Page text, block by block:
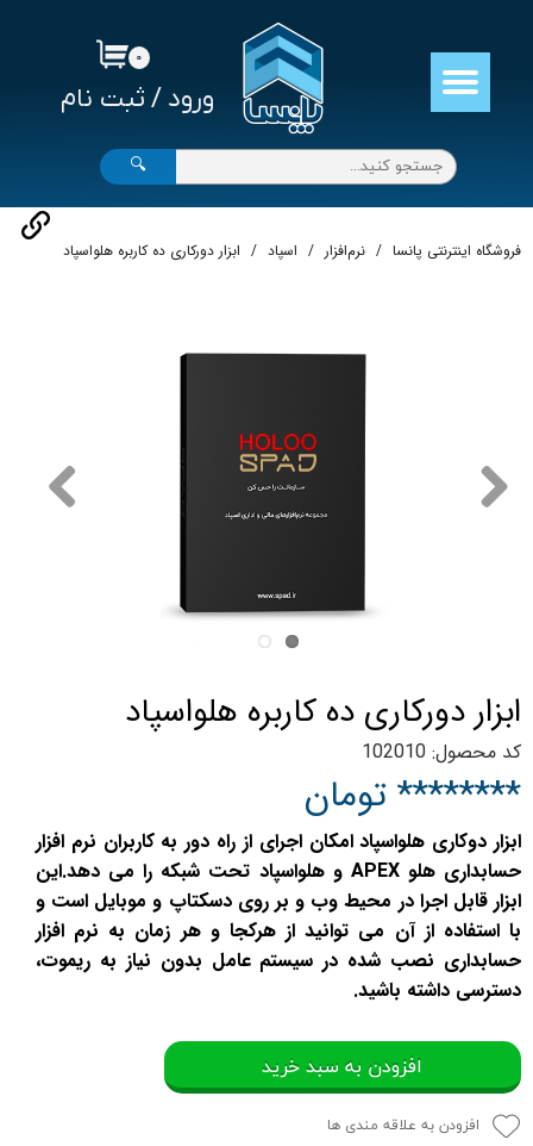
ورود / ثبت نام
حساب کاربری من
تغییر گذر واژه
سفارشات
خروج از حساب کاربری
۰
🔍
فروشگاه اینترنتی پانسا نرم‌افزار اسپاد ابزار دورکاری ده کاربره هلواسپاد
ابزار دورکاری ده کاربره هلواسپاد
کد محصول: 102010
******** تومان
ابزار دوکاری هلواسپاد امکان اجرای از راه دور به کاربران نرم افزار
حسابداری هلو APEX و هلواسپاد تحت شبکه را می دهد.این
ابزار قابل اجرا در محیط وب و بر روی دسکتاپ و موبایل است و
با استفاده از آن می توانید از هرکجا و هر زمان به نرم افزار
حسابداری نصب شده در سیستم عامل بدون نیاز به ریموت،
دسترسی داشته باشید.
افزودن به سبد خرید
افزودن به علاقه مندی ها